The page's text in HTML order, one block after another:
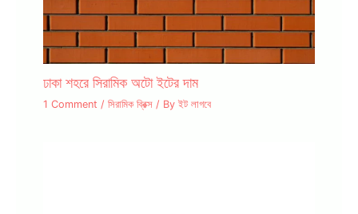
ঢাকা শহরে সিরামিক অটো ইটের দাম
1 Comment /সিরামিক ব্রিক্স / Byইট লাগবে